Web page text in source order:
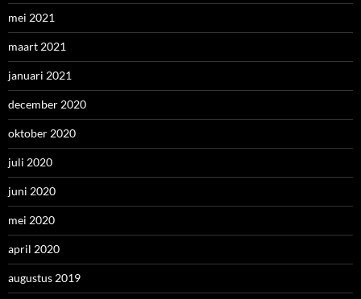
mei 2021
maart 2021
januari 2021
december 2020
oktober 2020
juli 2020
juni 2020
mei 2020
april 2020
augustus 2019